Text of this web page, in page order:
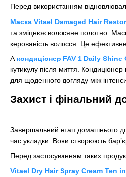
Перед використанням
Маска Vitael Damaged Hair
та зміцнює волосяне полотно.
керованість волосся. Це
А кондиціонер FAV 1 Daily
кутикулу після миття.
для щоденного догляду між
Захист і фінальний
Завершальний етап домашнього
час укладки. Вони створюють
Перед застосуванням таких
Vitael Dry Hair Spray Cream Ten